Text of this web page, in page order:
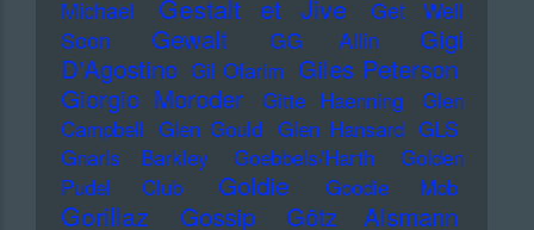
Michael
Gestalt et Jive
Get Well
Soon
Gewalt GG Allin
Gigi
D'Agostino Gil Ofarim Giles Peterson
Giorgio Moroder
Gitte Haenning
Glen
Campbell Glen Gould Glen Hansard GLS
Gnarls Barkley
Goebbels/Harth
Golden
Pudel Club
Goldie Goodie Mob
Gorillaz Gossip Götz Alsmann